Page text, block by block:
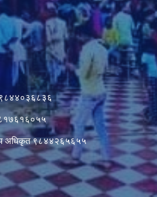
९८४४०३६८३६
अधिकृत ९८४४२६५६५५